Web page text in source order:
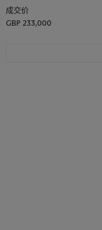
成交价
GBP 233,000